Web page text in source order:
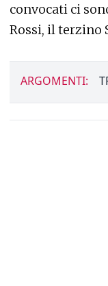
convocati ci
Rossi, il terzino
ARGOMENTI: